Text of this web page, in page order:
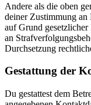
Andere als die oben
deiner Zustimmung
auf Grund
an
Durchsetzung
Gestattung der
Du gestattest dem